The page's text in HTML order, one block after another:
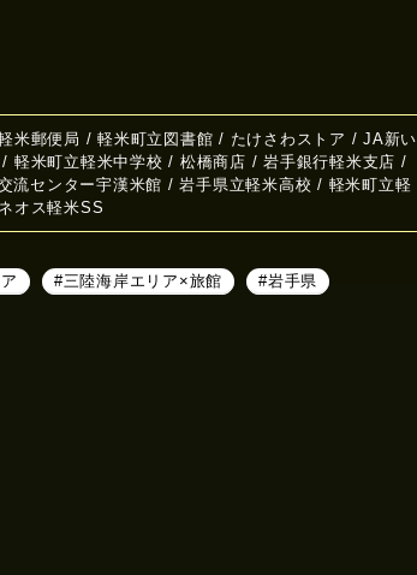
米郵便局 / 軽米町立図書館 / たけさわストア / JA新い
軽米町立軽米中学校 / 松橋商店 / 岩手銀行軽米支店 /
流センター宇漢米館 / 岩手県立軽米高校 / 軽米町立軽
オス軽米SS
#三陸海岸エリア×旅館 #岩手県